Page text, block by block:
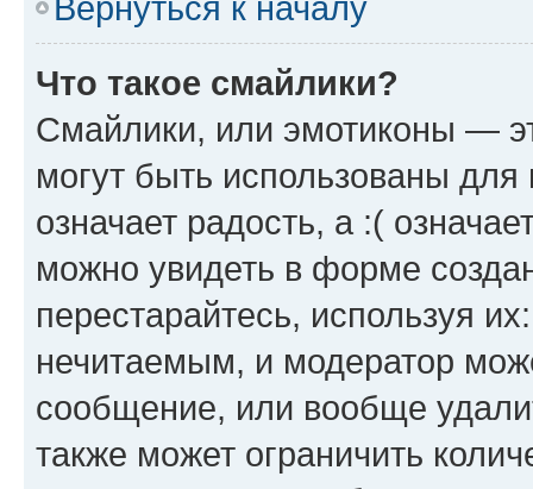
Что такое смайлики?
Смайлики, или эмотиконы —
могут быть использованы
означает радость, а :(
можно увидеть в форме
перестарайтесь, используя
нечитаемым, и модератор
сообщение, или вообще
также может ограничить